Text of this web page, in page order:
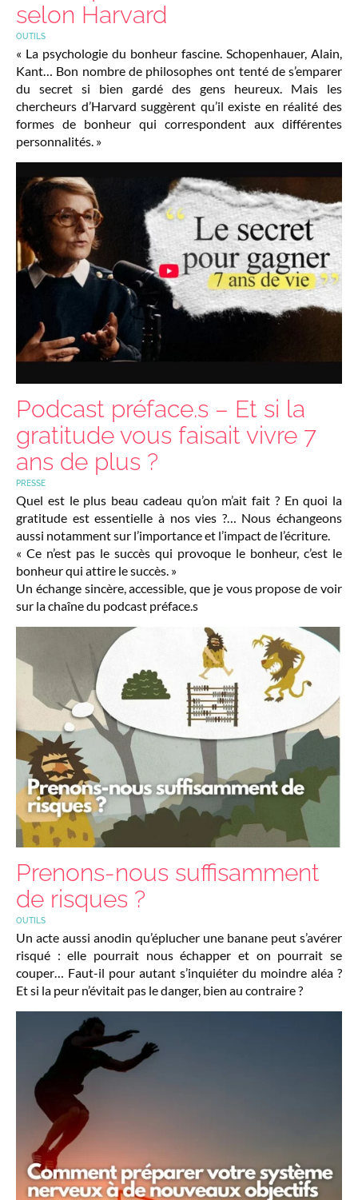
selon Harvard
OUTILS
« La psychologie du bonheur fascine. Schopenhauer, Alain,
Kant… Bon nombre de philosophes ont tenté de s’emparer
du secret si bien gardé des gens heureux. Mais les
chercheurs d’Harvard suggèrent qu’il existe en réalité des
formes de bonheur qui correspondent aux différentes
personnalités. »
Podcast préface.s – Et si la
gratitude vous faisait vivre 7
ans de plus ?
PRESSE
Quel est le plus beau cadeau qu’on m’ait fait ? En quoi la
gratitude est essentielle à nos vies ?… Nous échangeons
aussi notamment sur l’importance et l’impact de l’écriture.
« Ce n’est pas le succès qui provoque le bonheur, c’est le
bonheur qui attire le succès. »
Un échange sincère, accessible, que je vous propose de voir
sur la chaîne du podcast préface.s
Prenons-nous suffisamment
de risques ?
OUTILS
Un acte aussi anodin qu’éplucher une banane peut s’avérer
risqué : elle pourrait nous échapper et on pourrait se
couper… Faut-il pour autant s’inquiéter du moindre aléa ?
Et si la peur n’évitait pas le danger, bien au contraire ?